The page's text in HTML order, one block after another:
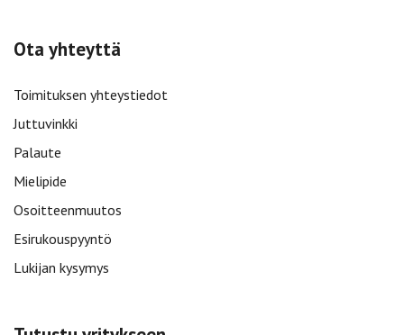
Ota yhteyttä
Toimituksen yhteystiedot
Juttuvinkki
Palaute
Mielipide
Osoitteenmuutos
Esirukouspyyntö
Lukijan kysymys